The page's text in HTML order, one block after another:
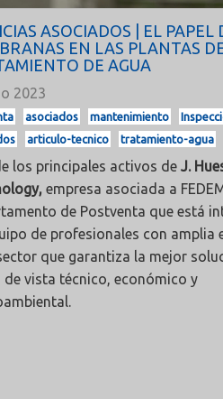
ASOCIADOS | EL PAPEL
EN LAS PLANTAS
DE AGUA
2023
asociados mantenimiento
articulo-tecnico tratamiento-agua
los principales activos de J.
empresa asociada a
de Postventa que está
de profesionales con amplia
que garantiza la mejor
de vista técnico, económico y